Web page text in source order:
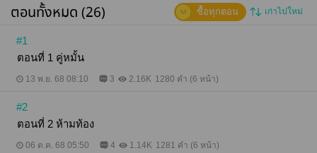
แบบนี้ และที่สำคัญเธอกำลังกล่าวหาเขา ตอนนี้ทั้งสอง
ยืนเผชิญหน้ากันโดยที่มิรายังคงนั่งอยู่ที่เดิม ตกใจ
มิ้นไม่ได้เป็นอย่างที่กิ่งคิด" กีรติผลักอกของภัทรภพออก
หามิรา ไม่ได้เป็นอย่างที่เธอพูดงั้นเหรอ แล้วนี่อะไร
พร้อมกับส่ายหน้าเบาๆ ก่อนจะหันกลับมาตอบกีรติ "มิ้น
ออกไป "อยากได้มากใช่ไหมผู้ชายคนนี้" ชี้ไปยังภัทรภพ
ตอนทั้งหมด (26) เก่าไปใหม่
ซื้อทุกตอน
#1
ตอนที่ 1 คู่หมั้น
13 พ.ย. 68 08:10 3 2.16K 1280 คำ (6 หน้า)
#2
ตอนที่ 2 ห้ามท้อง
06 ต.ค. 68 05:50 4 1.14K 1281 คำ (6 หน้า)